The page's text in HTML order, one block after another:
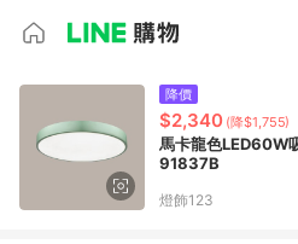
降價
$2,340 (降$1,755)
馬卡龍色LED60W
91837B
燈飾123